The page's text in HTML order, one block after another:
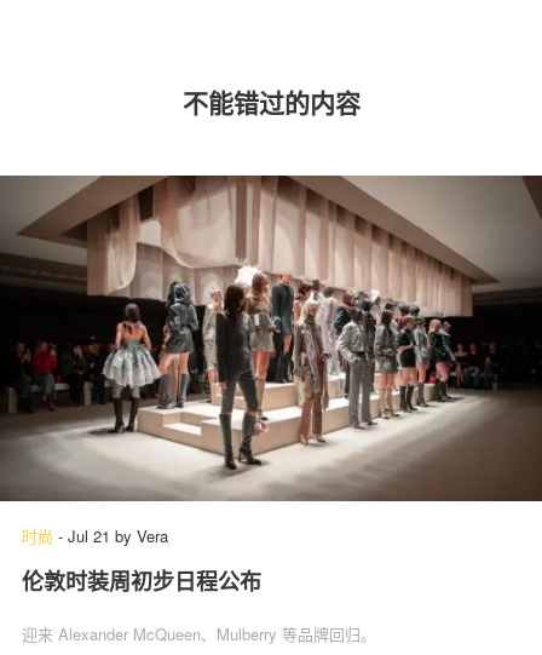
不能错过的内容
时尚 - Jul 21 by Vera
伦敦时装周初步日程公布
迎来 Alexander McQueen、Mulberry 等品牌回归。